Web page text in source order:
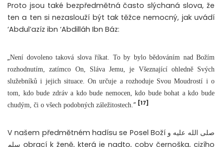
Proto jsou také bezpředmětná často slýchaná slova, že
ten a ten si nezaslouží být tak těžce nemocný, jak uvádí
‘Abdul’azíz ibn ‘Abdilláh Ibn Báz:
„Není dovoleno taková slova říkat. To by bylo bědováním nad Božím
rozhodnutím, zatímco On, Sláva Jemu, je Všeznající ohledně Svých
služebníků i jejich situace. On určuje a rozhoduje Svou Moudrostí i o
tom, kdo bude zdráv a kdo bude nemocen, kdo bude bohat a kdo bude
chudým, či o všech podobných záležitostech. ” [17]
V našem předmětném hadísu se Posel Boží صلى الله عليه و
سلم obrací k ženě, která je nadto, coby černoška, cizího